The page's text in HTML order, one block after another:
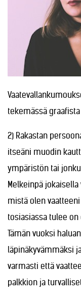
tekemässä
2) Rakastan
itseäni muodin
ympäristön tai
Melkeinpä
mistä olen
tosiasiassa tulee
Tämän vuoksi
läpinäkyvämmäksi
varmasti että
palkkion ja